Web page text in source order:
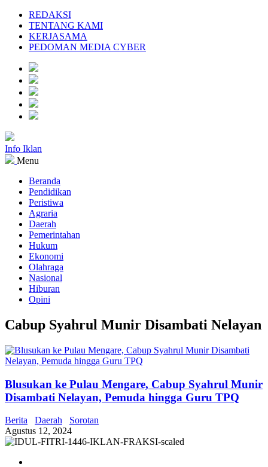
REDAKSI
TENTANG KAMI
KERJASAMA
PEDOMAN MEDIA CYBER
Info Iklan
Menu
Beranda
Pendidikan
Peristiwa
Agraria
Daerah
Pemerintahan
Hukum
Ekonomi
Olahraga
Nasional
Hiburan
Opini
Cabup Syahrul Munir Disambati Nelayan
Blusukan ke Pulau Mengare, Cabup Syahrul Munir
Disambati Nelayan, Pemuda hingga Guru TPQ
Berita Daerah
Sorotan
Agustus 12, 2024